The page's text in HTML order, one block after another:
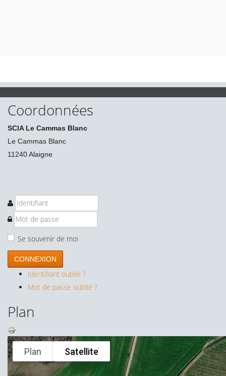
Coordonnées
SCIA Le Cammas Blanc
Le Cammas Blanc
11240 Alaigne
Se souvenir de moi
CONNEXION
Identifiant oublié ?
Mot de passe oublié ?
Plan
Plan Satellite